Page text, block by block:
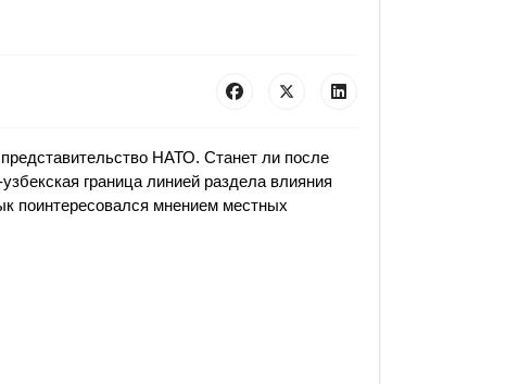
НАТО. Станет ли после
граница линией раздела влияния
поинтересовался мнением местных